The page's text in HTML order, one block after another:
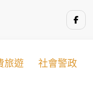
旅遊 社會警政